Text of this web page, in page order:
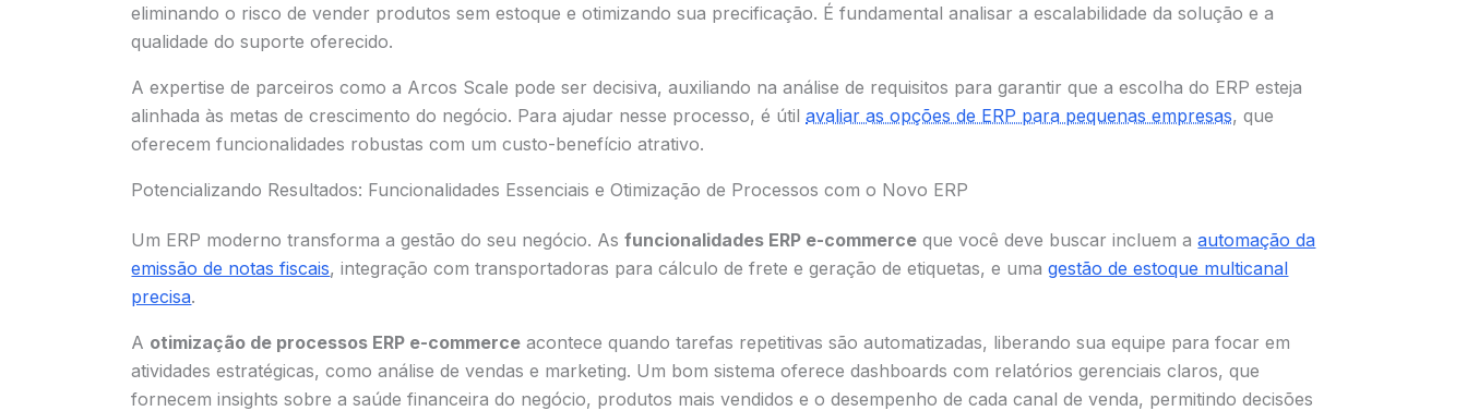
eliminando o risco de vender produtos sem estoque e otimizando sua precificação. É fundamental analisar a escalabilidade da solução e a
qualidade do suporte oferecido.
A expertise de parceiros como a Arcos Scale pode ser decisiva, auxiliando na análise de requisitos para garantir que a escolha do ERP esteja
alinhada às metas de crescimento do negócio. Para ajudar nesse processo, é útilavaliar as opções de ERP para pequenas empresas, que
oferecem funcionalidades robustas com um custo-benefício atrativo.
Potencializando Resultados: Funcionalidades Essenciais e Otimização de Processos com o Novo ERP
Um ERP moderno transforma a gestão do seu negócio. Asfuncionalidades ERP e-commerce que você deve buscar incluem aautomação da
emissão de notas fiscais, integração com transportadoras para cálculo de frete e geração de etiquetas, e umagestão de estoque multicanal
precisa.
A otimização de processos ERP e-commerce acontece quando tarefas repetitivas são automatizadas, liberando sua equipe para focar em
atividades estratégicas, como análise de vendas e marketing. Um bom sistema oferece dashboards com relatórios gerenciais claros, que
fornecem insights sobre a saúde financeira do negócio, produtos mais vendidos e o desempenho de cada canal de venda, permitindo decisões